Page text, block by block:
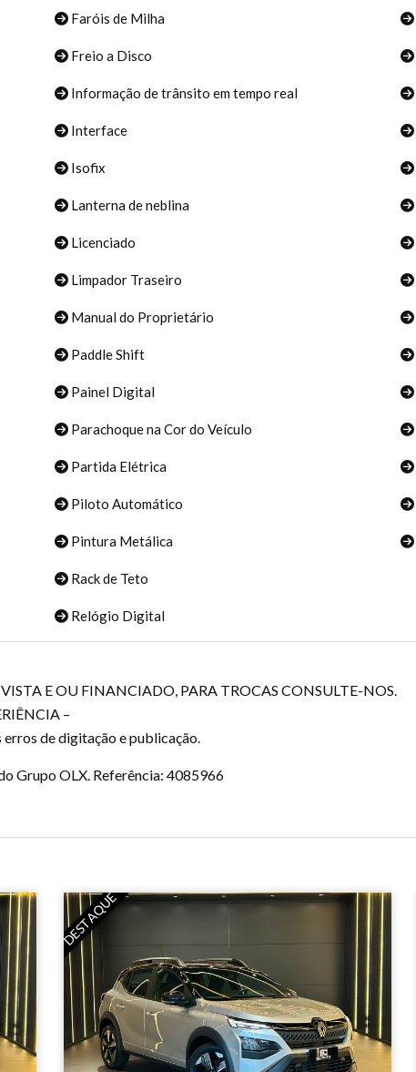
Faróis de Milha
Freio a Disco
Informação de trânsito em tempo real
Interface
Isofix
Lanterna de neblina
Licenciado
Limpador Traseiro
Manual do Proprietário
Paddle Shift
Painel Digital
Parachoque na Cor do Veículo
Partida Elétrica
Piloto Automático
Pintura Metálica
Rack de Teto
Relógio Digital
E OU FINANCIADO, PARA TROCAS CONSULTE-NOS.
–
de digitação e publicação.
Grupo OLX. Referência: 4085966
DESTAQUE